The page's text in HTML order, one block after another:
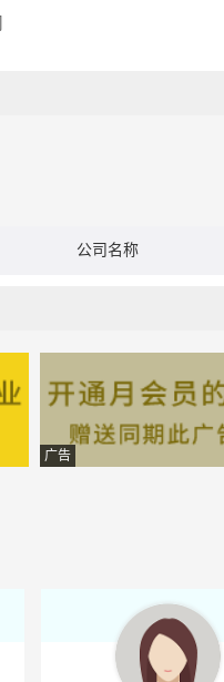
公司名称
广告